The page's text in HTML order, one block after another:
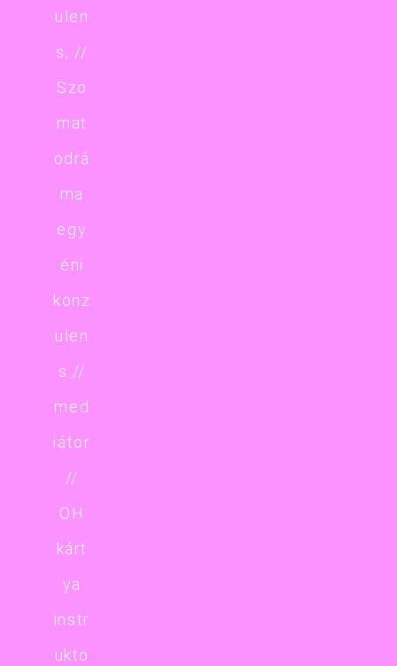
ulen
s, //
Szo
mat
odrá
ma
egy
éni
konz
ulen
s //
med
iátor
//
OH
kárt
ya
instr
ukto